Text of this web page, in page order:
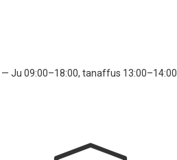
— Ju 09:00–18:00, tanaffus 13:00–14:00